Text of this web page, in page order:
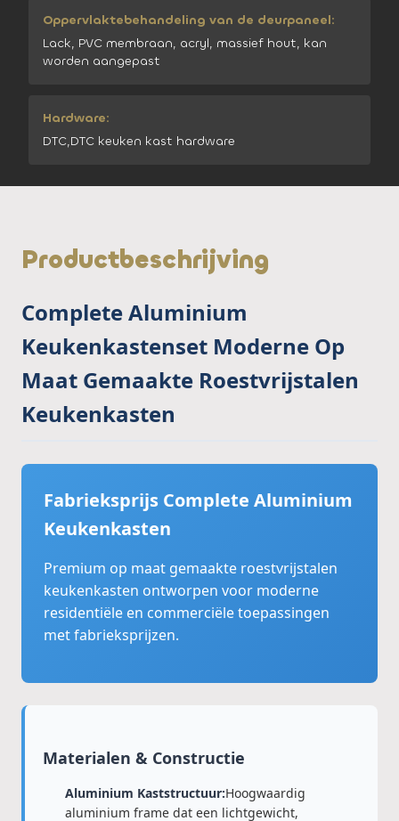
Oppervlaktebehandeling van de deurpaneel:
Lack, PVC membraan, acryl, massief hout, kan
worden aangepast
Hardware:
DTC,DTC keuken kast hardware
Productbeschrijving
Complete Aluminium
Keukenkastenset Moderne Op
Maat Gemaakte Roestvrijstalen
Keukenkasten
Fabrieksprijs Complete Aluminium
Keukenkasten
Premium op maat gemaakte roestvrijstalen
keukenkasten ontworpen voor moderne
residentiële en commerciële toepassingen
met fabrieksprijzen.
Materialen & Constructie
Aluminium Kaststructuur:Hoogwaardig
aluminium frame dat een lichtgewicht,